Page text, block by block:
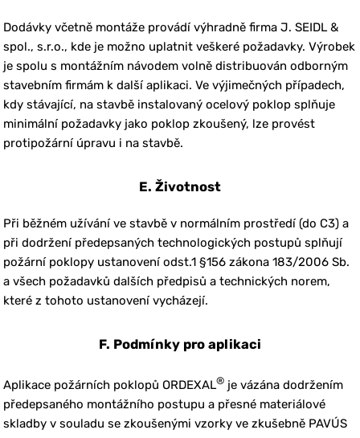
Dodávky včetně montáže provádí výhradně firma J. SEIDL &
spol., s.r.o., kde je možno uplatnit veškeré požadavky. Výrobek
je spolu s montážním návodem volně distribuován odborným
stavebním firmám k další aplikaci. Ve výjimečných případech,
kdy stávající, na stavbě instalovaný ocelový poklop splňuje
minimální požadavky jako poklop zkoušený, lze provést
protipožární úpravu i na stavbě.
E. Životnost
Při běžném užívání ve stavbě v normálním prostředí (do C3) a
při dodržení předepsaných technologických postupů splňují
požární poklopy ustanovení odst.1 §156 zákona 183/2006 Sb.
a všech požadavků dalších předpisů a technických norem,
které z tohoto ustanovení vycházejí.
F. Podmínky pro aplikaci
Aplikace požárních poklopů ORDEXAL® je vázána dodržením
předepsaného montážního postupu a přesné materiálové
skladby v souladu se zkoušenými vzorky ve zkušebně PAVÚS